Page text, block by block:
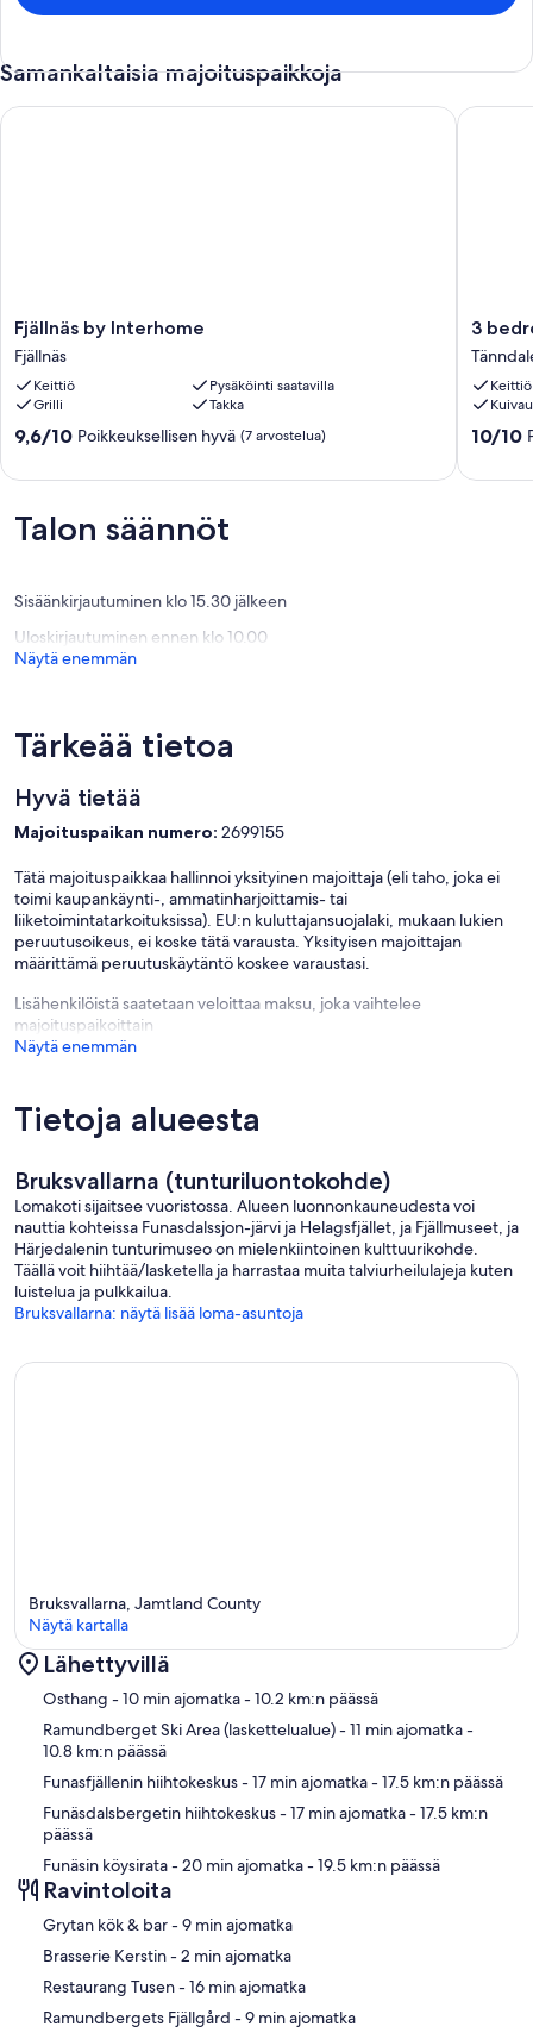
Samankaltaisia majoituspaikkoja
Fjällnäs
by
Interhome
Fjällnäs
Fjällnäs by Interhome
Fjällnäs
Keittiö
Pysäköinti saatavilla
Grilli
Takka
9.6
10,
hyvä,
(7
9,6/10 Poikkeuksellisen hyvä (7 arvostelua)
Fjällnäs by Interhome
3
nice
home
in
3
Keittiö
10.0
10,
10/10
3
Talon säännöt
Sisäänkirjautuminen klo 15.30 jälkeen
Uloskirjautuminen ennen klo 10.00
Näytä enemmän
Tärkeää tietoa
Hyvä tietää
Majoituspaikan numero: 2699155
Tätä majoituspaikkaa hallinnoi yksityinen majoittaja (eli taho, joka ei
toimi kaupankäynti-, ammatinharjoittamis- tai
liiketoimintatarkoituksissa). EU:n kuluttajansuojalaki, mukaan lukien
peruutusoikeus, ei koske tätä varausta. Yksityisen majoittajan
määrittämä peruutuskäytäntö koskee varaustasi.
Lisähenkilöistä saatetaan veloittaa maksu, joka vaihtelee
majoituspaikoittain
Näytä enemmän
Tietoja alueesta
Bruksvallarna (tunturiluontokohde)
Lomakoti sijaitsee vuoristossa. Alueen luonnonkauneudesta voi
nauttia kohteissa Funasdalssjon-järvi ja Helagsfjället, ja Fjällmuseet, ja
Härjedalenin tunturimuseo on mielenkiintoinen kulttuurikohde.
Täällä voit hiihtää/lasketella ja harrastaa muita talviurheilulajeja kuten
luistelua ja pulkkailua.
Bruksvallarna: näytä lisää loma-asuntoja
Kartta
Bruksvallarna, Jamtland County
Näytä kartalla
Lähettyvillä
Osthang - 10 min ajomatka- 10.2 km:n päässä
Ramundberget Ski Area (laskettelualue)- 11 min ajomatka-
10.8 km:n päässä
Funasfjällenin hiihtokeskus- 17 min ajomatka- 17.5 km:n päässä
Funäsdalsbergetin hiihtokeskus- 17 min ajomatka- 17.5 km:n
päässä
Funäsin köysirata- 20 min ajomatka- 19.5 km:n päässä
Ravintoloita
‪Grytan kök & bar - ‬9 min ajomatka
‪Brasserie Kerstin - ‬2 min ajomatka
‪Restaurang Tusen - ‬16 min ajomatka
‪Ramundbergets Fjällgård - ‬9 min ajomatka